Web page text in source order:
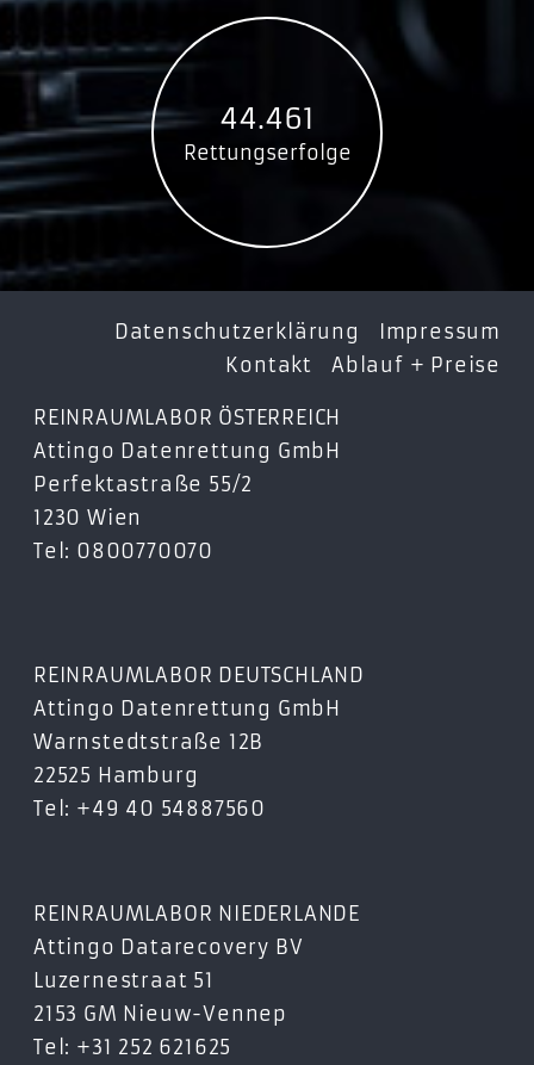
44.461
Rettungserfolge
Datenschutzerklärung
Impressum
Kontakt
Ablauf + Preise
REINRAUMLABOR ÖSTERREICH
Attingo Datenrettung GmbH
Perfektastraße 55/2
1230 Wien
Tel: 0800770070
REINRAUMLABOR DEUTSCHLAND
Attingo Datenrettung GmbH
Warnstedtstraße 12B
22525 Hamburg
Tel: +49 40 54887560
REINRAUMLABOR NIEDERLANDE
Attingo Datarecovery BV
Luzernestraat 51
2153 GM Nieuw-Vennep
Tel: +31 252 621625